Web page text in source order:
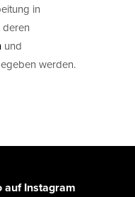
in
und
werden.
auf Instagram